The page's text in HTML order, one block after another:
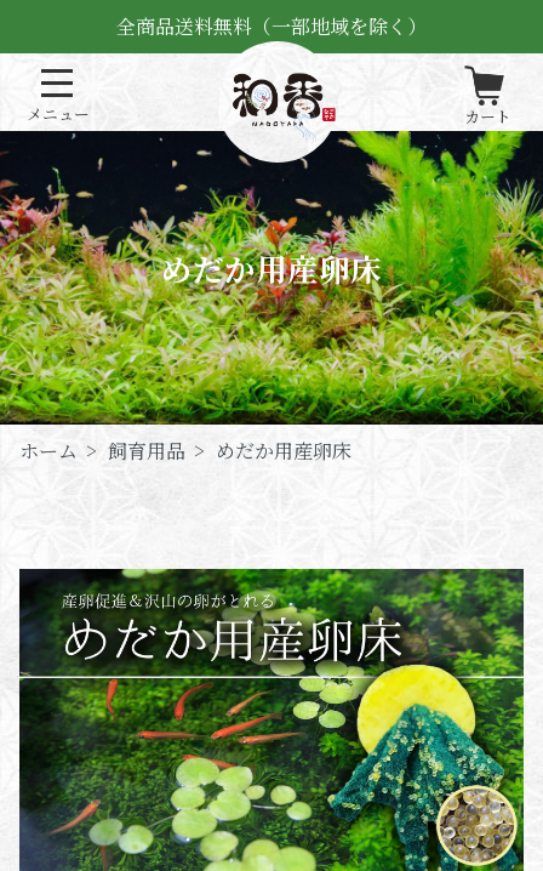
全商品送料無料（一部地域を除く）
めだか用産卵床
ホーム > 飼育用品 > めだか用産卵床